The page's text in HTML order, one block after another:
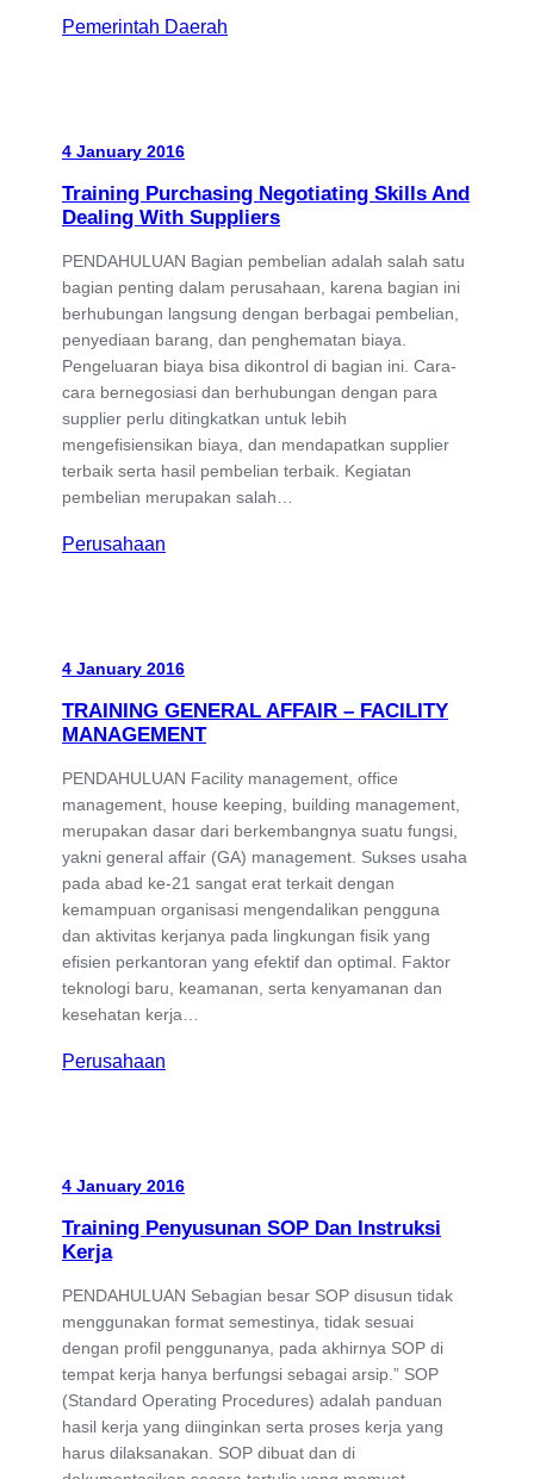
Pemerintah Daerah
4 January 2016
Training Purchasing Negotiating Skills And
Dealing With Suppliers
PENDAHULUAN Bagian pembelian adalah salah satu
bagian penting dalam perusahaan, karena bagian ini
berhubungan langsung dengan berbagai pembelian,
penyediaan barang, dan penghematan biaya.
Pengeluaran biaya bisa dikontrol di bagian ini. Cara-
cara bernegosiasi dan berhubungan dengan para
supplier perlu ditingkatkan untuk lebih
mengefisiensikan biaya, dan mendapatkan supplier
terbaik serta hasil pembelian terbaik. Kegiatan
pembelian merupakan salah…
Perusahaan
4 January 2016
TRAINING GENERAL AFFAIR – FACILITY
MANAGEMENT
PENDAHULUAN Facility management, office
management, house keeping, building management,
merupakan dasar dari berkembangnya suatu fungsi,
yakni general affair (GA) management. Sukses usaha
pada abad ke-21 sangat erat terkait dengan
kemampuan organisasi mengendalikan pengguna
dan aktivitas kerjanya pada lingkungan fisik yang
efisien perkantoran yang efektif dan optimal. Faktor
teknologi baru, keamanan, serta kenyamanan dan
kesehatan kerja…
Perusahaan
4 January 2016
Training Penyusunan SOP Dan Instruksi
Kerja
PENDAHULUAN Sebagian besar SOP disusun tidak
menggunakan format semestinya, tidak sesuai
dengan profil penggunanya, pada akhirnya SOP di
tempat kerja hanya berfungsi sebagai arsip.” SOP
(Standard Operating Procedures) adalah panduan
hasil kerja yang diinginkan serta proses kerja yang
harus dilaksanakan. SOP dibuat dan di